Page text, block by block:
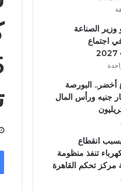
الصناعة
اجتماع
أخضر.. البورصة
11 مليار جنيه ورأس المال
انقطاع
تنفذ منظومة
مركز تحكم القاهرة